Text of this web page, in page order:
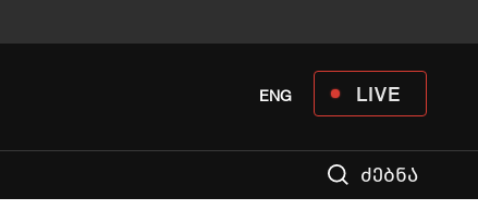
LIVE
ENG
ძებნა